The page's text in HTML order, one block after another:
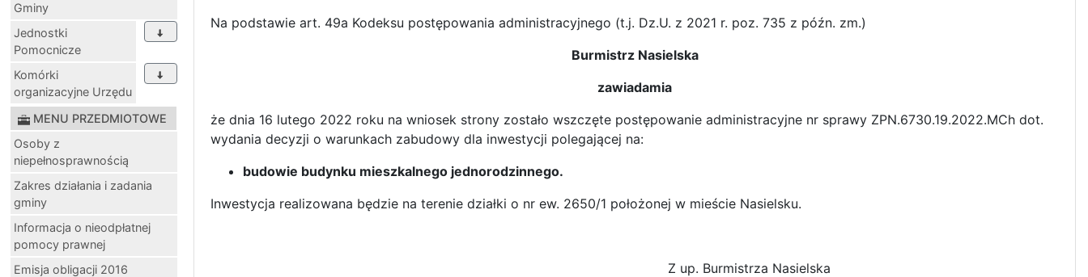
Gminy
Jednostki
Pomocnicze
Komórki
organizacyjne Urzędu
MENU PRZEDMIOTOWE
Osoby z
niepełnosprawnością
Zakres działania i zadania
gminy
Informacja o nieodpłatnej
pomocy prawnej
Emisja obligacji 2016
Na podstawie art. 49a Kodeksu postępowania administracyjnego (t.j. Dz.U. z 2021 r. poz. 735 z późn. zm.)
Burmistrz Nasielska
zawiadamia
że dnia 16 lutego 2022 roku na wniosek strony zostało wszczęte postępowanie administracyjne nr sprawy ZPN.6730.19.2022.MCh dot.
wydania decyzji o warunkach zabudowy dla inwestycji polegającej na:
budowie budynku mieszkalnego jednorodzinnego.
Inwestycja realizowana będzie na terenie działki o nr ew. 2650/1 położonej w mieście Nasielsku.
Z up. Burmistrza Nasielska